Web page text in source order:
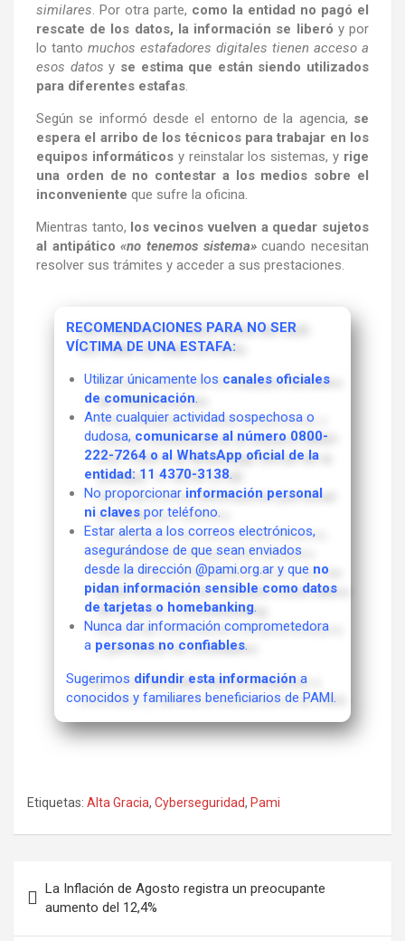
similares. Por otra parte, como la entidad no pagó el
rescate de los datos, la información se liberó y por
lo tanto muchos estafadores digitales tienen acceso a
esos datos y se estima que están siendo utilizados
para diferentes estafas.
Según se informó desde el entorno de la agencia, se
espera el arribo de los técnicos para trabajar en los
equipos informáticosy reinstalar los sistemas, y rige
una orden de no contestar a los medios sobre el
inconveniente que sufre la oficina.
Mientras tanto, los vecinos vuelven a quedar sujetos
al antipático«no tenemos sistema»cuando necesitan
resolver sus trámites y acceder a sus prestaciones.
RECOMENDACIONES PARA NO SER
VÍCTIMA DE UNA ESTAFA:
Utilizar únicamente los canales oficiales
de comunicación.
Ante cualquier actividad sospechosa o
dudosa, comunicarse al número 0800-
222-7264 o al WhatsApp oficial de la
entidad: 11 4370-3138.
No proporcionar información personal
ni claves por teléfono.
Estar alerta a los correos electrónicos,
asegurándose de que sean enviados
desde la dirección @pami.org.ar y que no
pidan información sensible como datos
de tarjetas o homebanking.
Nunca dar información comprometedora
a personas no confiables.
Sugerimos difundir esta información a
conocidos y familiares beneficiarios de PAMI.
Etiquetas: Alta Gracia, Cyberseguridad, Pami
La Inflación de Agosto registra un preocupante
aumento del 12,4%